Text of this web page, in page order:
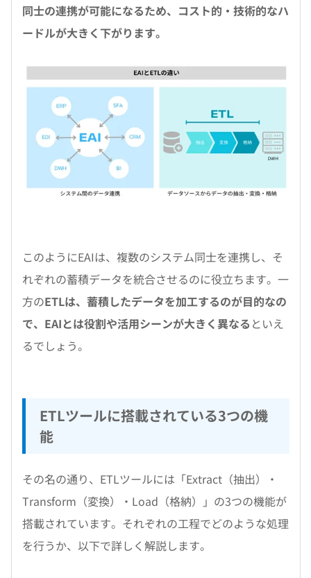
同士の連携が可能になるため、コスト的・技術的なハ
ードルが大きく下がります。
このようにEAIは、複数のシステム同士を連携し、そ
れぞれの蓄積データを統合させるのに役立ちます。一
方のETLは、蓄積したデータを加工するのが目的なの
で、EAIとは役割や活用シーンが大きく異なる といえ
るでしょう。
ETLツールに搭載されている3つの機
能
その名の通り、ETLツールには「Extract（抽出）・
Transform（変換）・Load（格納）」の3つの機能が
搭載されています。それぞれの工程でどのような処理
を行うか、以下で詳しく解説します。